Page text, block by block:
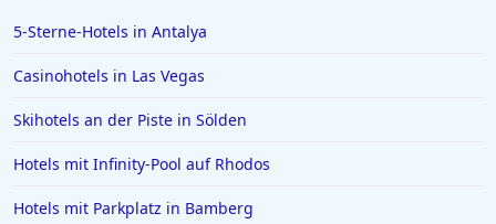
5-Sterne-Hotels in Antalya
Casinohotels in Las Vegas
Skihotels an der Piste in Sölden
Hotels mit Infinity-Pool auf Rhodos
Hotels mit Parkplatz in Bamberg